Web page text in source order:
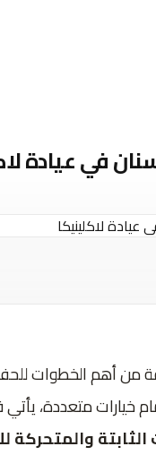
في عيادة
من أهم الخطوات
متعددة، يأتي
الثابتة والمتحركة